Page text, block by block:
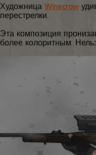
Художница Winecrow
перестрелки.
Эта композиция
более колоритным.